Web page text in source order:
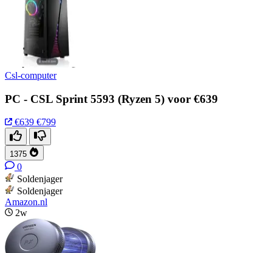
Csl-computer
PC - CSL Sprint 5593 (Ryzen 5) voor €639
€639 €799
1375
0
Soldenjager
Soldenjager
Amazon.nl
2w